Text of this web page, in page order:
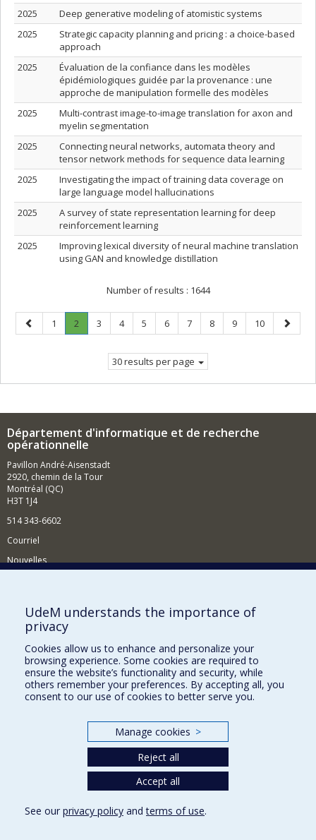
2025
Deep generative modeling of atomistic systems
2025
Strategic capacity planning and pricing : a choice-based
approach
2025
Évaluation de la confiance dans les modèles
épidémiologiques guidée par la provenance : une
approche de manipulation formelle des modèles
2025
Multi-contrast image-to-image translation for axon and
myelin segmentation
2025
Connecting neural networks, automata theory and
tensor network methods for sequence data learning
2025
Investigating the impact of training data coverage on
large language model hallucinations
2025
A survey of state representation learning for deep
reinforcement learning
2025
Improving lexical diversity of neural machine translation
using GAN and knowledge distillation
Number of results : 1644
Previous
page
Page
1 Page
2
Current
Page
3 Page
4 Page
5 Page
6 Page
7 Page
8 Page
9 Page
10
Next
page
30 results per page
Département d'informatique et de recherche
opérationnelle
Pavillon André-Aisenstadt
2920, chemin de la Tour
Montréal (QC)
H3T 1J4
514 343-6602
Courriel
Nouvelles
Comment soutenir le Département?
BESOIN D'AIDE?
Plan du site
Signaler une erreur
Accessibilité
Nos départements et écoles
UdeM understands the importance of
privacy
Cookies allow us to enhance and personalize your
browsing experience. Some cookies are required to
ensure the website’s functionality and security, while
others remember your preferences. By accepting all, you
consent to our use of cookies to better serve you.
Manage cookies >
Reject all
Accept all
See our privacy policy andterms of use.